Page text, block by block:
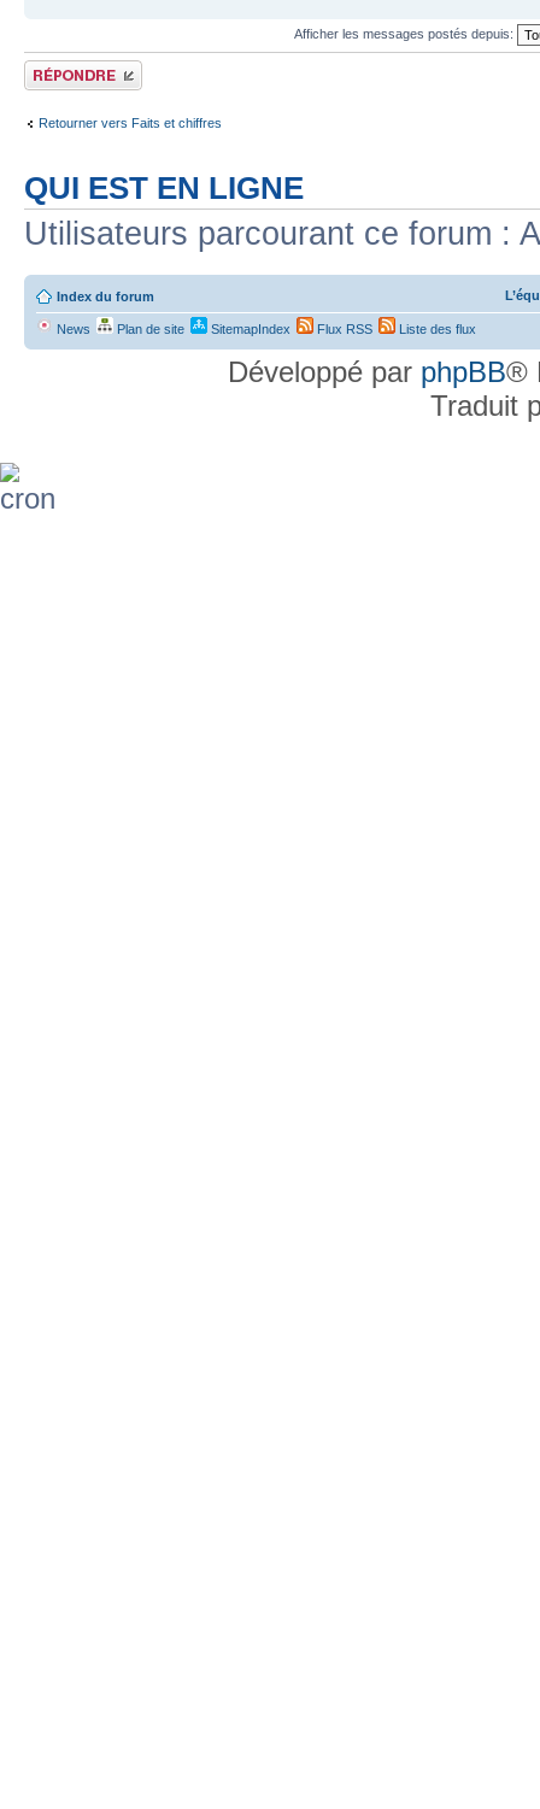
Afficher les messages postés depuis:
Répondre
Retourner vers Faits et chiffres
QUI EST EN LIGNE
Utilisateurs parcourant ce forum :
Index du forum
News Plan de site SitemapIndex Flux RSS Liste des flux
Développé par phpBB®
Traduit